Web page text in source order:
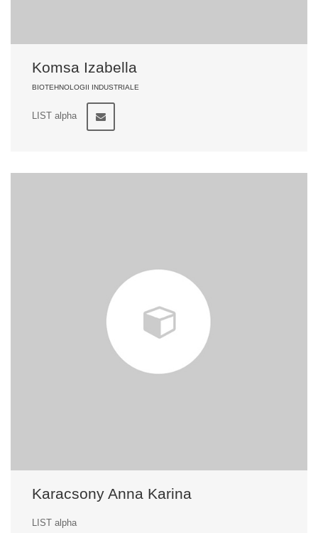
Komsa Izabella
BIOTEHNOLOGII INDUSTRIALE
LIST alpha
Karacsony Anna Karina
LIST alpha